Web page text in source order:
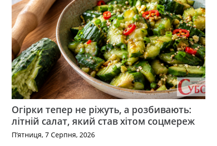
Огірки тепер не ріжуть, а розбивають:
літній салат, який став хітом соцмереж
П’ятниця, 7 Серпня, 2026